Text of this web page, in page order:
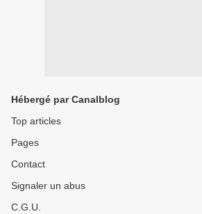
Hébergé par Canalblog
Top articles
Pages
Contact
Signaler un abus
C.G.U.